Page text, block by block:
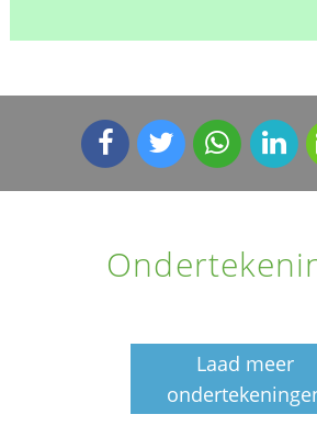
Laad meer